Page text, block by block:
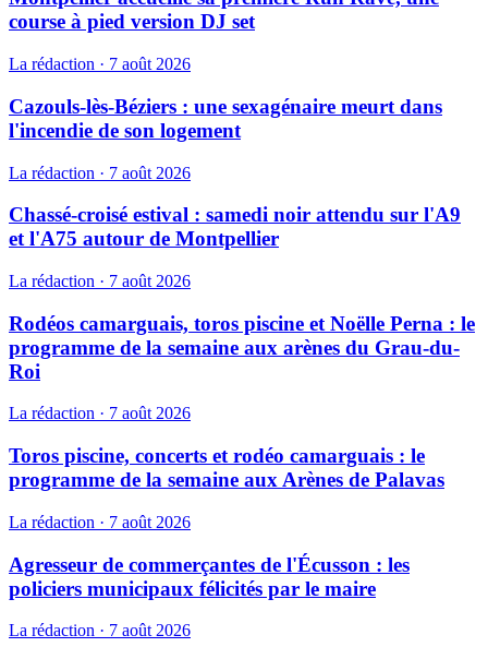
course à pied version DJ set
La rédaction · 7 août 2026
Cazouls-lès-Béziers : une sexagénaire meurt dans
l'incendie de son logement
La rédaction · 7 août 2026
Chassé-croisé estival : samedi noir attendu sur l'A9
et l'A75 autour de Montpellier
La rédaction · 7 août 2026
Rodéos camarguais, toros piscine et Noëlle Perna : le
programme de la semaine aux arènes du Grau-du-
Roi
La rédaction · 7 août 2026
Toros piscine, concerts et rodéo camarguais : le
programme de la semaine aux Arènes de Palavas
La rédaction · 7 août 2026
Agresseur de commerçantes de l'Écusson : les
policiers municipaux félicités par le maire
La rédaction · 7 août 2026